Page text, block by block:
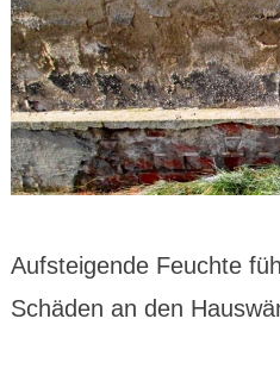
Aufsteigende Feuchte
Schäden an den